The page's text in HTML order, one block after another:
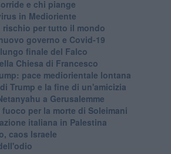
e chi piange
in Medioriente
rischio per tutto il mondo
governo e Covid-19
finale del Falco
Chiesa di Francesco
pace mediorientale lontana
Trump e la fine di un'amicizia
a Gerusalemme
per la morte di Soleimani
italiana in Palestina
caos Israele